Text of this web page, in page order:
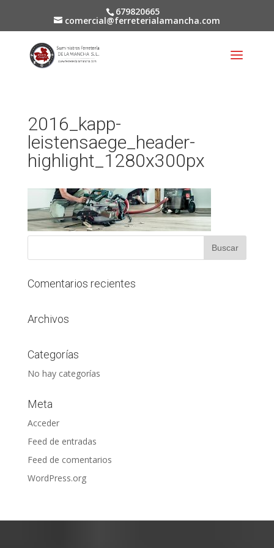
679820665
comercial@ferreterialamancha.com
2016_kapp-
leistensaege_header-
highlight_1280x300px
Comentarios recientes
Archivos
Categorías
No hay categorías
Meta
Acceder
Feed de entradas
Feed de comentarios
WordPress.org